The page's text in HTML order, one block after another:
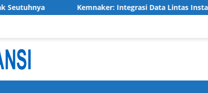
Kemnaker: Integrasi Data Lintas Instansi Tingkatkan